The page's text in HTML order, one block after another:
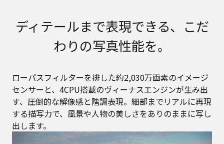
ディテールまで表現できる、こだ
わりの写真性能を。
ローパスフィルターを排した約2,030万画素のイメージ
センサーと、4CPU搭載のヴィーナスエンジンが生み出
す、圧倒的な解像感と階調表現。細部までリアルに再現
する描写力で、風景や人物の美しさをありのままに写し
出します。